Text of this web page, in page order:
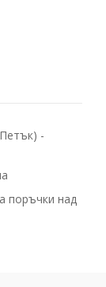
-
поръчки над